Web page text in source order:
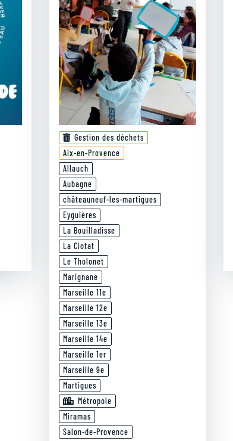
Gestion des déchets
Aix-en-Provence
Allauch
Aubagne
châteauneuf-les-martigues
Eyguières
La Bouilladisse
La Ciotat
Le Tholonet
Marignane
Marseille 11e
Marseille 12e
Marseille 13e
Marseille 14e
Marseille 1er
Marseille 9e
Martigues
Métropole
Miramas
Salon-de-Provence